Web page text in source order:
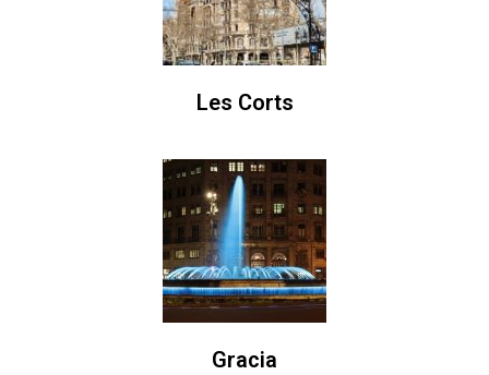
Les Corts
Gracia